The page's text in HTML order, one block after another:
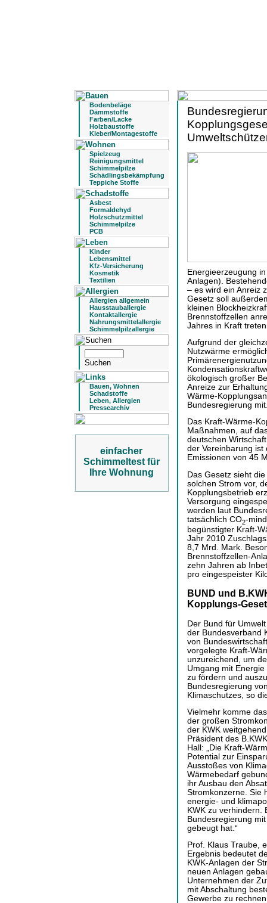
Bodenbeläge
Dämmstoffe
Farben/Lacke
Holzbaustoffe
Kleber/Montagestoffe
Spielzeug
Reinigungsmittel
Schimmelpilze
Schädlingsbekämpfung
Teppiche Stoffe
Asbest
Formaldehyd
Holzschutzmittel
Schimmelpilze
PCB
Kinder
Lebensmittel
Kfz-Versicherung
Kosmetik
Textilien
Allergien allgemein
Hausstauballergie
Kontaktallergie
Nahrungsmittelallergie
Schimmelpilzallergie
Bauen, Wohnen
Schadstoffe
Leben, Allergien
Pressearchiv
einfacher
Schimmeltest für
Ihre Wohnung
Energieerzeugung
Anlagen).
– es wird ein Anreiz
Gesetz soll
kleinen
Brennstoffzellen
Jahres in Kraft
Aufgrund der
Nutzwärme
ökologisch großer
Anreize zur
Wärme-
Bundesregierung
Das Kraft-Wärme-
Maßnahmen, auf
deutschen
der Vereinbarung ist
Emissionen von 45
Das Gesetz sieht
solchen Strom vor,
Kopplungsbetrieb
Versorgung
werden laut
tatsächlich CO2-
begünstigter Kraft-
Jahr 2010
8,7 Mrd. Mark.
Brennstoffzellen-
zehn Jahren ab
pro eingespeister
BUND und
Kopplungs-
Der Bund für
der Bundesverband
von
vorgelegte Kraft-
unzureichend, um
Umgang mit
zu fördern und
Bundesregierung
Klimaschutzes, so
Vielmehr komme
der großen
der KWK
Präsident des
Hall: „Die Kraft-
Potential zur
Ausstoßes von
Wärmebedarf
ihr Ausbau den
Stromkonzerne. Sie
energie- und
KWK zu verhindern.
Bundesregierung
gebeugt hat.“
Prof. Klaus Traube,
Ergebnis bedeutet
KWK-Anlagen der
neuen Anlagen
Unternehmen der
mit Abschaltung
Gewerbe zu